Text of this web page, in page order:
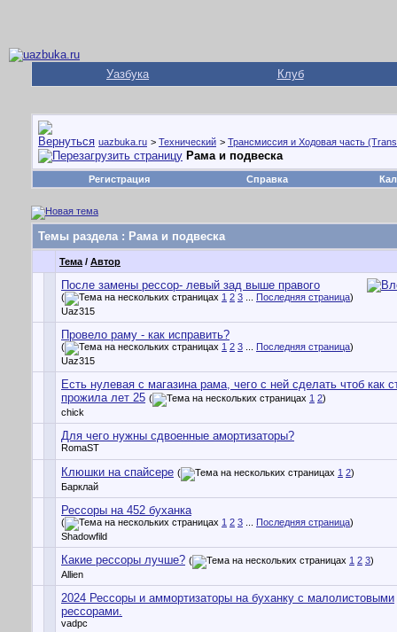
Уазбука Клуб
uazbuka.ru > Технический > Трансмиссия и Ходовая часть
Рама и подвеска
Регистрация Справка
Темы раздела: Рама и подвеска
Тема / Автор
После замены рессор- левый зад выше правого
( 1 2 3 Последняя страница)
Uaz315
Провело раму - как исправить?
( 1 2 3 Последняя страница)
Uaz315
Есть нулевая с магазина рама, чего с ней сделать чтоб как
прожила лет 25 ( 1 2)
chick
Для чего нужны сдвоенные амортизаторы?
RomaST
Клюшки на спайсере ( 1 2)
Барклай
Рессоры на 452 буханка
( 1 2 3 Последняя страница)
Shadowfild
Какие рессоры лучше? ( 1 2 3)
Allien
2024 Рессоры и аммортизаторы на буханку с малолистовыми
рессорами.
vadpc